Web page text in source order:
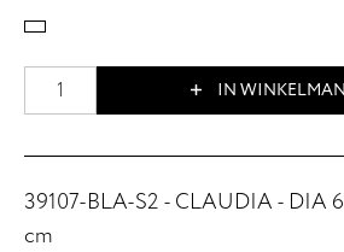
IN
39107-BLA-S2 - CLAUDIA - DIA
cm